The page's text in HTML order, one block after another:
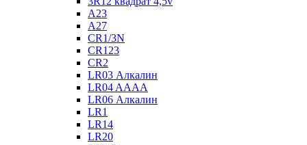
A23
A27
CR1/3N
CR123
CR2
LR03 Алкалин
LR04 AAAA
LR06 Алкалин
LR1
LR14
LR20